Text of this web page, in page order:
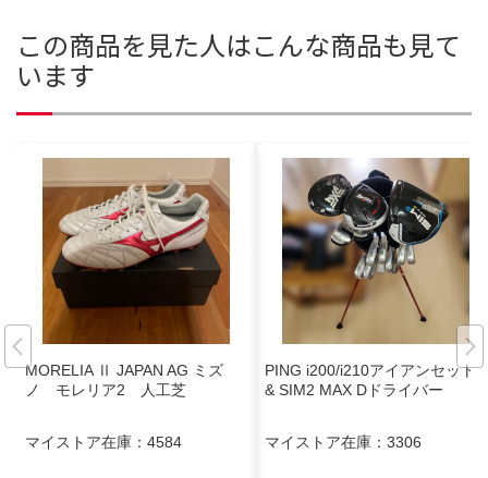
この商品を見た人はこんな商品も見て
います
MORELIA Ⅱ JAPAN AG ミズ
ノ モレリア2 人工芝
マイストア在庫： 4584
PING i200/i210アイアンセット
& SIM2 MAX Dドライバー
マイストア在庫： 3306